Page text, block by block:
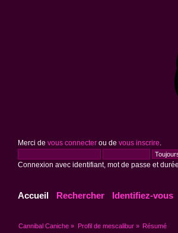
Merci de vous connecterou de vous inscrire
Connexion avec identifiant, mot de passe et
Accueil Rechercher Identifiez-vous
Cannibal Caniche » Profil de mescalibur» Résumé